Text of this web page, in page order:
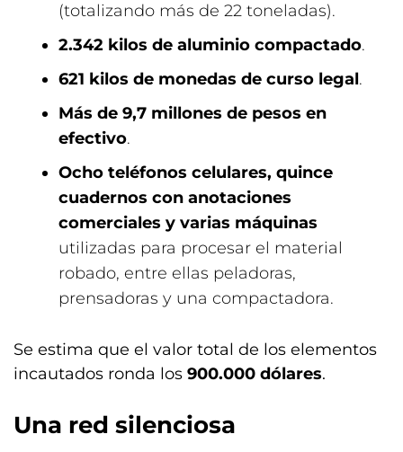
(totalizando más de 22 toneladas).
2.342 kilos de aluminio compactado.
621 kilos de monedas de curso legal.
Más de 9,7 millones de pesos en
efectivo.
Ocho teléfonos celulares, quince
cuadernos con anotaciones
comerciales y varias máquinas
utilizadas para procesar el material
robado, entre ellas peladoras,
prensadoras y una compactadora.
Se estima que el valor total de los elementos
incautados ronda los 900.000 dólares.
Una red silenciosa